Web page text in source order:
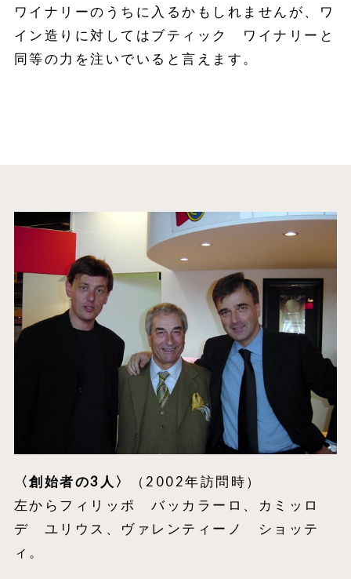
ワイナリーのうちに入るかもしれませんが、ワ
イン造りに対してはブティック ワイナリーと
同等の力を注いでいると言えます。
〈創始者の3人〉
（2002年訪問時）
左からフィリッポ バッカラーロ、カミッロ
デ ユリウス、ヴァレンティーノ ショッテ
ィ。